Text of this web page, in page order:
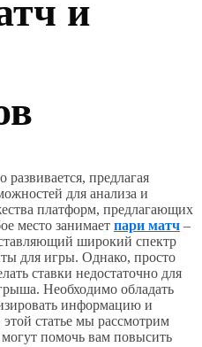
и
предлагая
для анализа и
платформ, предлагающих
место занимает пари матч –
широкий спектр
для игры. Однако, просто
ставки недостаточно для
Необходимо обладать
информацию и
статье мы рассмотрим
помочь вам повысить